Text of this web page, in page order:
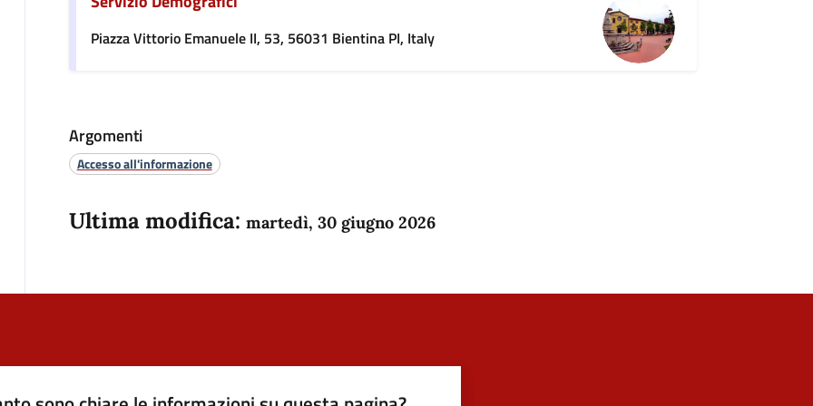
Piazza Vittorio Emanuele II, 53, 56031 Bientina PI, Italy
Argomenti
Accesso all'informazione
Ultima modifica: martedì, 30 giugno 2026